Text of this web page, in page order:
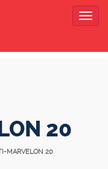
20
MARVELON 20